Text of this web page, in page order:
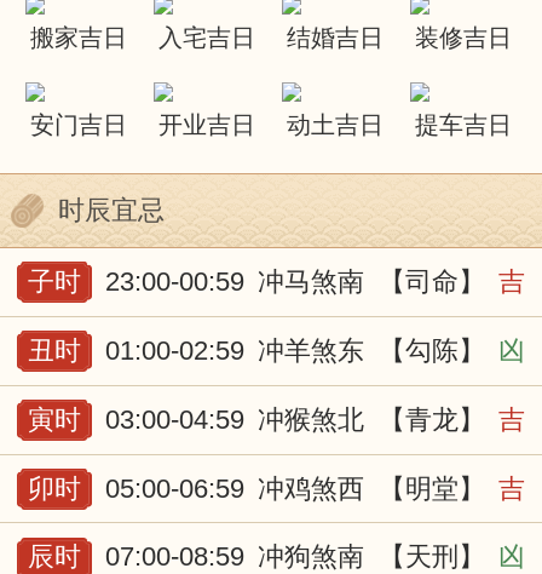
搬家吉日 入宅吉日 结婚吉日 装修吉日
安门吉日 开业吉日 动土吉日 提车吉日
时辰宜忌
子时 23:00-00:59 冲马煞南 【司命】 吉
丑时 01:00-02:59 冲羊煞东 【勾陈】 凶
寅时 03:00-04:59 冲猴煞北 【青龙】 吉
卯时 05:00-06:59 冲鸡煞西 【明堂】 吉
辰时 07:00-08:59 冲狗煞南 【天刑】 凶